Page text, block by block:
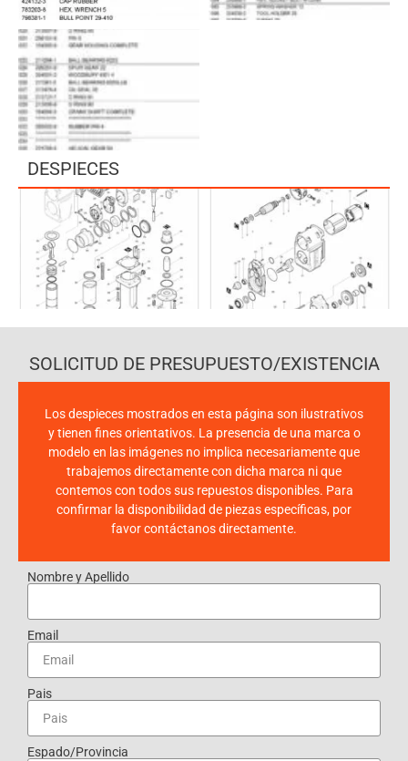
DESPIECES
SOLICITUD DE PRESUPUESTO/EXISTENCIA
Los despieces mostrados en esta página son ilustrativos
y tienen fines orientativos. La presencia de una marca o
modelo en las imágenes no implica necesariamente que
trabajemos directamente con dicha marca ni que
contemos con todos sus repuestos disponibles. Para
confirmar la disponibilidad de piezas específicas, por
favor contáctanos directamente.
Nombre y Apellido
Email
Pais
Espado/Provincia